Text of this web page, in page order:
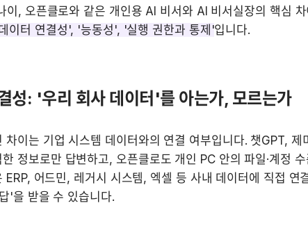
이, 오픈클로와 같은 개인용 AI 비서와 AI 비서실장의 핵심
이터 연결성', '능동성', '실행 권한과 통제'입니다.
성: '우리 회사 데이터'를 아는가, 모르는가
차이는 기업 시스템 데이터와의 연결 여부입니다. 챗GPT, 제
정보로만 답변하고, 오픈클로도 개인 PC 안의 파일·계정
ERP, 어드민, 레거시 시스템, 엑셀 등 사내 데이터에 직접 연
'을 받을 수 있습니다.